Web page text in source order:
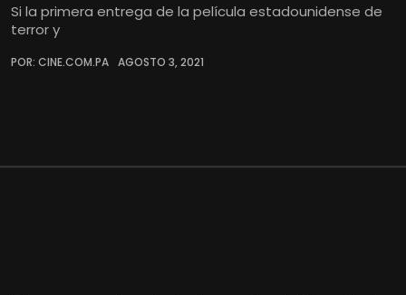
Si la primera entrega de la película estadounidense de
terror y
POR: CINE.COM.PA AGOSTO 3, 2021